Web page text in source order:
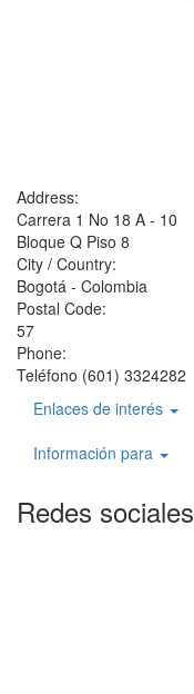
Address:
Carrera 1 No 18 A - 10
Bloque Q Piso 8
City / Country:
Bogotá - Colombia
Postal Code:
57
Phone:
Teléfono (601) 3324282
Enlaces de interés
Información para
Redes sociales